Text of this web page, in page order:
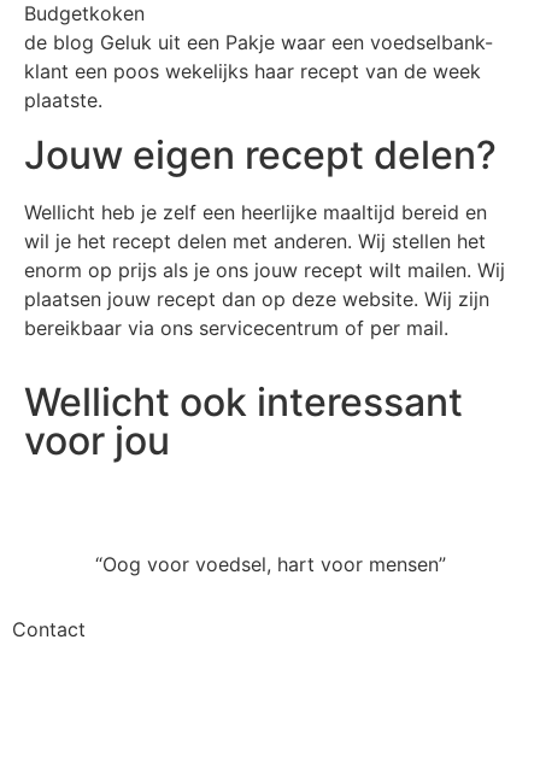
Budgetkoken
de blog Geluk uit een Pakje waar een voedselbank-
klant een poos wekelijks haar recept van de week
plaatste.
Jouw eigen recept delen?
Wellicht heb je zelf een heerlijke maaltijd bereid en
wil je het recept delen met anderen. Wij stellen het
enorm op prijs als je ons jouw recept wilt mailen. Wij
plaatsen jouw recept dan op deze website. Wij zijn
bereikbaar via ons servicecentrum of per mail.
Wellicht ook interessant
voor jou
“Oog voor voedsel, hart voor mensen”
Contact